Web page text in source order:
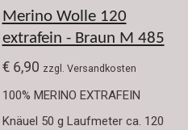
Merino Wolle 120
extrafein - Braun M 485
€ 6,90 zzgl. Versandkosten
100% MERINO EXTRAFEIN
Knäuel 50 g Laufmeter ca. 120